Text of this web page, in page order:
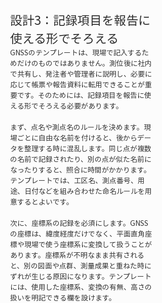
設計3：記録項目を報告に
使える形でそろえる
GNSSのテンプレートは、現場で記入するた
めだけのものではありません。測位後に社内
で共有し、発注者や管理者に説明し、必要に
応じて帳票や報告資料に転用できることが重
要です。そのためには、記録項目を報告に使
える形でそろえる必要があります。
まず、点名や測点名のルールを決めます。現
場ごとに自由な名前を付けると、後からデー
タを整理する時に混乱します。同じ点が複数
の名前で記録されたり、別の点が似た名前に
なったりすると、照合に時間がかかります。
テンプレートでは、工区名、測点番号、用
途、日付などを組み合わせた命名ルールを用
意するとよいです。
次に、座標系の記録を必須にします。GNSS
の座標は、緯度経度だけでなく、平面直角座
標や現場で使う座標系に変換して扱うことが
あります。座標系が不明なまま共有される
と、別の図面や点群、測量成果と重ねた時に
ずれが生じる原因になります。テンプレート
には、使用した座標系、変換の有無、高さの
扱いを明記できる欄を設けます。